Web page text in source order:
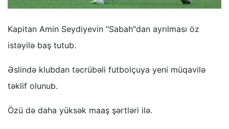
Kapitan Amin Seydiyevin "Sabah"dan ayrılması öz
istəyilə baş tutub.
Əslində klubdan təcrübəli futbolçuya yeni müqavilə
təklif olunub.
Özü də daha yüksək maaş şərtləri ilə.